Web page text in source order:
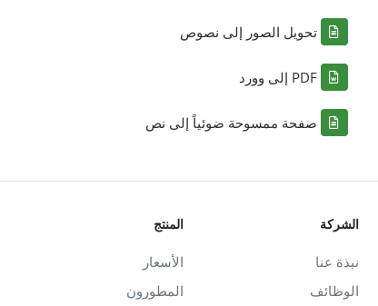
تحويل الصور إلى نصوص
PDF إلى وورد
صفحة ممسوحة ضوئياً إلى نص
الشركة
نبذة عنا
الوظائف
المنتج
الأسعار
المطورون